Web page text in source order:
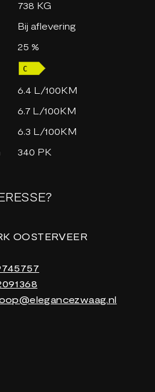
738 KG
Bij aflevering
25 %
6.4 L/100KM
6.7 L/100KM
6.3 L/100KM
340 PK
OOSTERVEER